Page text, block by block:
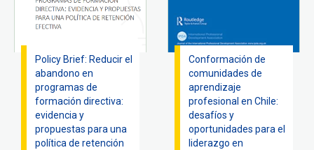
Policy Brief: Reducir el
abandono en
programas de
formación directiva:
evidencia y
propuestas para una
política de retención
Conformación de
comunidades de
aprendizaje
profesional en Chile:
desafíos y
oportunidades para el
liderazgo en